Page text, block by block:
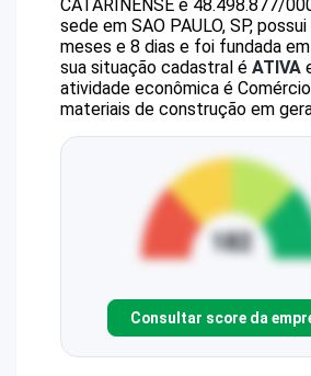
CATARINENSE é 48.498.877/
sede em SAO PAULO, SP,
meses e 8 dias e foi fundada
sua situação cadastral é ATIVA
atividade econômica é
materiais de construção em
Consultar score da